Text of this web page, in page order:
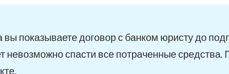
вы показываете договор с банком юристу до
спасти все потраченные средства.